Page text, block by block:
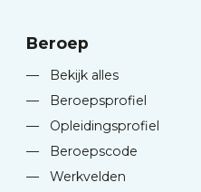
Beroep
—
Bekijk alles
—
Beroepsprofiel
—
Opleidingsprofiel
—
Beroepscode
—
Werkvelden